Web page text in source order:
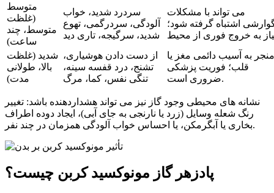
متوسط
(غلظت
متوسط، چند
ساعت)
سردرد شدید، خواب
آلودگی، سردرگمی، تهوع
شدید، سرگیجه، تاری دید
می تواند با مشکلات
اشتباه گرفته شود؛
شدید (غلظت
بالا، طولانی
مدت)
از دست دادن هوشیاری،
تشنج، درد قفسه سینه،
تنگی نفس، کما، مرگ
منجر به آسیب دائمی مغز یا
قلب؛ فوریت پزشکی
ضروری است.
نشانه های محیطی وجود گاز نیز می تواند هشداردهنده باشد: تغییر
رنگ شعله وسایل (زرد یا نارنجی به جای آبی)، ایجاد دوده اطراف
بخاری یا آبگرمکن، یا احساس خواب آلودگی همزمان در چند نفر.
پادزهر گاز مونوکسید کربن چیست؟